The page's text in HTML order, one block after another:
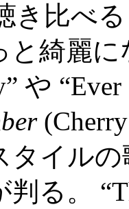
き比べ
と綺麗
や
タイル
る。